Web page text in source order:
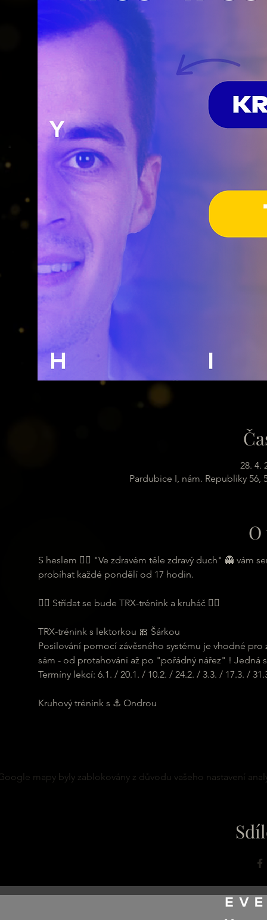
28. 4.
Pardubice I, nám. Republiky 56,
S heslem 🏋️‍♂️ "Ve zdravém těle zdravý duch" 👻 vám
probíhat každé pondělí od 17 hodin.
🏋️‍♂️ Střídat se bude TRX-trénink a kruháč 🏋️‍♂️
TRX-trénink s lektorkou 🎀 Šárkou
Posilování pomocí závěsného systému je vhodné
sám - od protahování až po "pořádný nářez" ! Jedná
Termíny lekcí: 6.1. / 20.1. / 10.2. / 24.2. / 3.3. / 17.3. /
Kruhový trénink s ⚓ Ondrou
mapy byly zablokovány z důvodu vašeho nastavení